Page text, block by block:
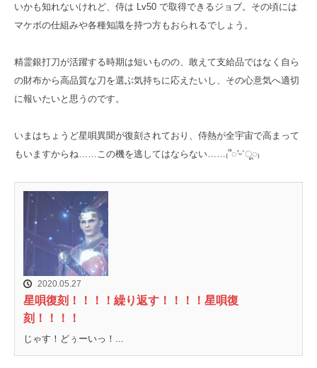
いかも知れないけれど、侍は Lv50 で取得できるジョブ。その頃には
マケボの仕組みや各種知識を持つ方もおられるでしょう。
精霊銀打刀が活躍する時期は短いものの、敢えて支給品ではなく自ら
の財布から高品質な刀を選ぶ気持ちに応えたいし、その心意気へ適切
に報いたいと思うのです。
いまはちょうど星唄異聞が復刻されており、侍熱が全宇宙で高まって
もいますからね……この機を逃してはならない……₍՞◌′ᵕ‵ू◌₎
2020.05.27
星唄復刻！！！！繰り返す！！！！星唄復
刻！！！！
じゃす！どぅーいっ！...